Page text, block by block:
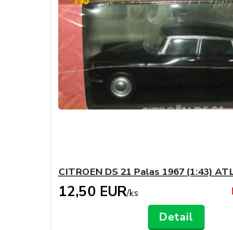
CITROEN DS 21 Palas 1967 (1:43)
12,50 EUR/ks
Detail